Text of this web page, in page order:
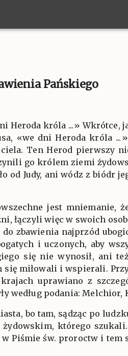
Pańskiego
Heroda króla ...»
«we dni Heroda króla
Ten Herod pierwszy
go królem ziemi
od Judy, ani wódz z biódr
jest mniemanie,
łączyli więc w swoich
do zbawienia najprzód
i uczonych, aby
się nie wynosił, ani
się miłowali i wspierali.
uprawiano z
według podania: Melchior,
bo tam, sądząc po
którego
Piśmie św. proroctw i tem